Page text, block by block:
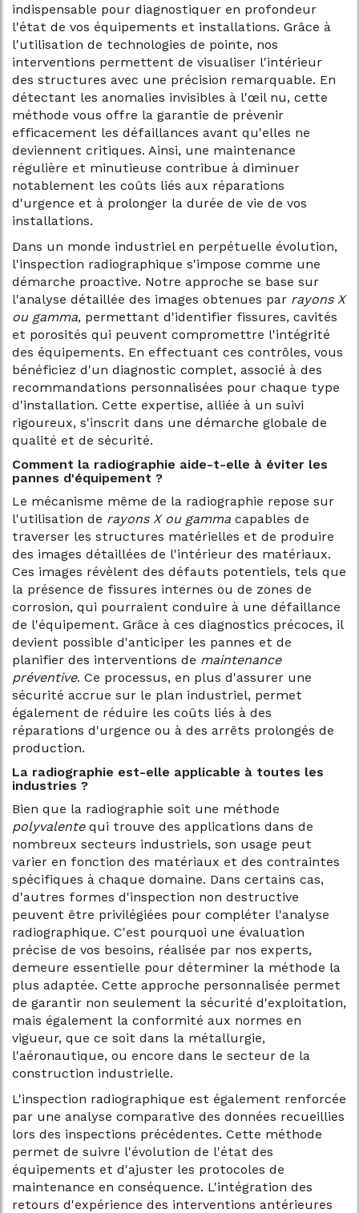
indispensable pour diagnostiquer en profondeur
l'état de vos équipements et installations. Grâce à
l'utilisation de technologies de pointe, nos
interventions permettent de visualiser l'intérieur
des structures avec une précision remarquable. En
détectant les anomalies invisibles à l'œil nu, cette
méthode vous offre la garantie de prévenir
efficacement les défaillances avant qu'elles ne
deviennent critiques. Ainsi, une maintenance
régulière et minutieuse contribue à diminuer
notablement les coûts liés aux réparations
d'urgence et à prolonger la durée de vie de vos
installations.
Dans un monde industriel en perpétuelle évolution,
l'inspection radiographique s'impose comme une
démarche proactive. Notre approche se base sur
l'analyse détaillée des images obtenues par rayons X
ou gamma, permettant d'identifier fissures, cavités
et porosités qui peuvent compromettre l'intégrité
des équipements. En effectuant ces contrôles, vous
bénéficiez d'un diagnostic complet, associé à des
recommandations personnalisées pour chaque type
d'installation. Cette expertise, alliée à un suivi
rigoureux, s'inscrit dans une démarche globale de
qualité et de sécurité.
Comment la radiographie aide-t-elle à éviter les
pannes d'équipement ?
Le mécanisme même de la radiographie repose sur
l'utilisation de rayons X ou gamma capables de
traverser les structures matérielles et de produire
des images détaillées de l'intérieur des matériaux.
Ces images révèlent des défauts potentiels, tels que
la présence de fissures internes ou de zones de
corrosion, qui pourraient conduire à une défaillance
de l'équipement. Grâce à ces diagnostics précoces, il
devient possible d'anticiper les pannes et de
planifier des interventions de maintenance
préventive. Ce processus, en plus d'assurer une
sécurité accrue sur le plan industriel, permet
également de réduire les coûts liés à des
réparations d'urgence ou à des arrêts prolongés de
production.
La radiographie est-elle applicable à toutes les
industries ?
Bien que la radiographie soit une méthode
polyvalentequi trouve des applications dans de
nombreux secteurs industriels, son usage peut
varier en fonction des matériaux et des contraintes
spécifiques à chaque domaine. Dans certains cas,
d'autres formes d'inspection non destructive
peuvent être privilégiées pour compléter l'analyse
radiographique. C'est pourquoi une évaluation
précise de vos besoins, réalisée par nos experts,
demeure essentielle pour déterminer la méthode la
plus adaptée. Cette approche personnalisée permet
de garantir non seulement la sécurité d'exploitation,
mais également la conformité aux normes en
vigueur, que ce soit dans la métallurgie,
l'aéronautique, ou encore dans le secteur de la
construction industrielle.
L'inspection radiographique est également renforcée
par une analyse comparative des données recueillies
lors des inspections précédentes. Cette méthode
permet de suivre l'évolution de l'état des
équipements et d'ajuster les protocoles de
maintenance en conséquence. L'intégration des
retours d'expérience des interventions antérieures